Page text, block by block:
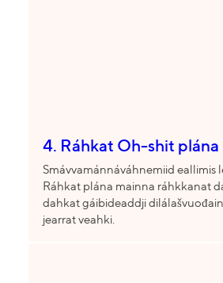
4. Ráhkat Oh-shit plána
Smávvamánnáváhnemiid eallimis
Ráhkat plána mainna ráhkkanat
dahkat gáibideaddji
jearrat veahki.